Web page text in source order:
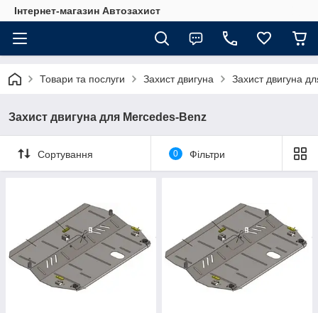
Інтернет-магазин Автозахист
Товари та послуги Захист двигуна Захист двигуна
Захист двигуна для Mercedes-Benz
Сортування 0 Фільтри